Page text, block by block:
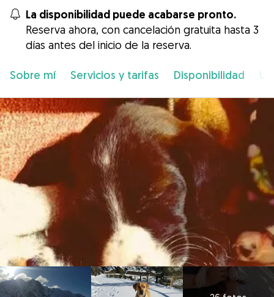
La disponibilidad puede acabarse pronto.
Reserva ahora, con cancelación gratuita hasta 3
días antes del inicio de la reserva.
Sobre mí Servicios y tarifas Disponibilidad